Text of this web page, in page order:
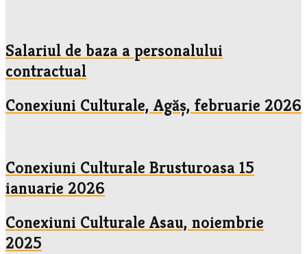
Salariul de baza a personalului
contractual
Conexiuni Culturale, Agăș, februarie 2026
Conexiuni Culturale Brusturoasa 15
ianuarie 2026
Conexiuni Culturale Asau, noiembrie
2025